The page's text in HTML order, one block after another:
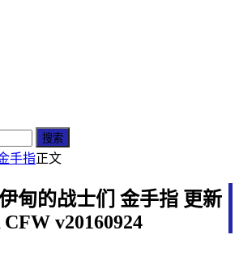
搜索
手指正文
甸的战士们 金手指 更新
v20160924